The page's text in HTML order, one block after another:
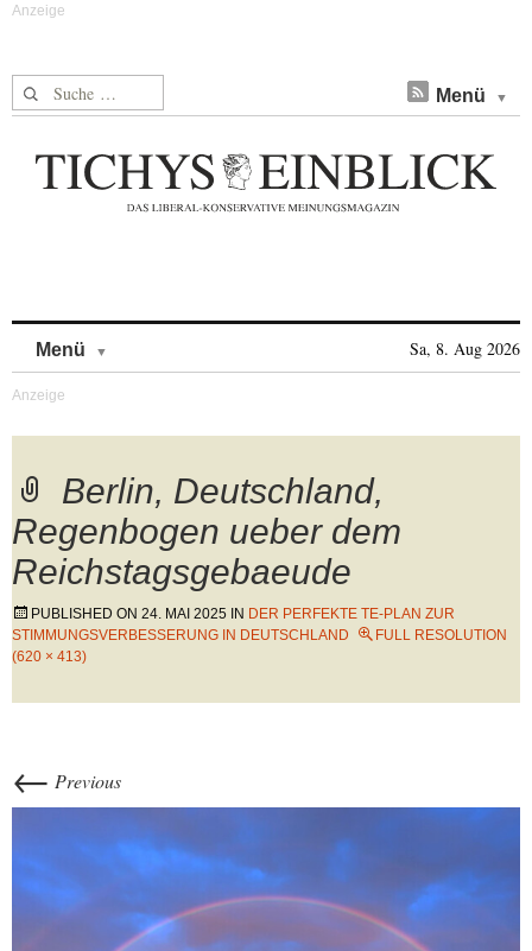
Suche nach: Menü
Menü Sa, 8. Aug 2026
Berlin, Deutschland,
Regenbogen ueber dem
Reichstagsgebaeude
PUBLISHED ON 24. MAI 2025 IN DER PERFEKTE TE-PLAN ZUR
STIMMUNGSVERBESSERUNG IN DEUTSCHLAND
FULL RESOLUTION
(620 × 413)
← Previous